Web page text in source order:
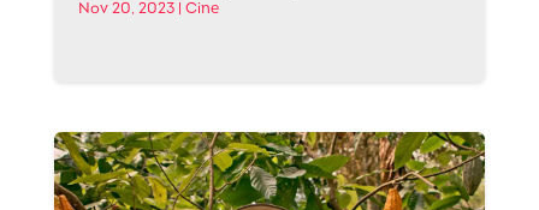
Nov 20, 2023| Cine